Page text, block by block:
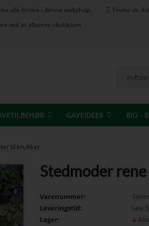
alle findes i denne webshop.
Finder du
ved at afhente i butikken
GAVEIDEER BIO -
til krukker
Stedmoder
Varenummer:
Leveringstid:
Lev.
Lager: